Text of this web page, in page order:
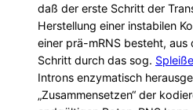
daß der erste Schritt der
Herstellung einer instabilen
einer prä-mRNS besteht, aus
Schritt durch das sog.
Introns enzymatisch
„Zusammensetzen“ der